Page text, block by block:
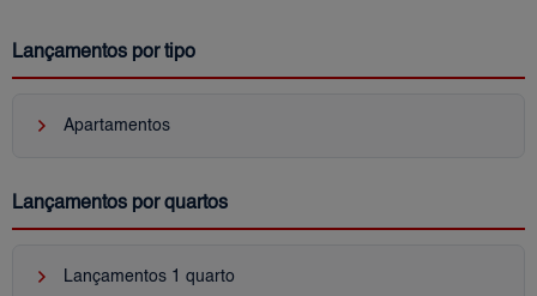
Lançamentos por tipo
keyboard_arrow_right Apartamentos
Lançamentos por quartos
keyboard_arrow_right Lançamentos 1 quarto